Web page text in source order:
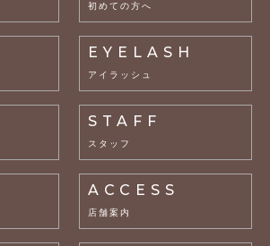
初めての方へ
EYELASH
アイラッシュ
STAFF
スタッフ
ACCESS
店舗案内